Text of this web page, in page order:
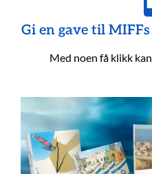
Gi en gave til
Med noen få klikk